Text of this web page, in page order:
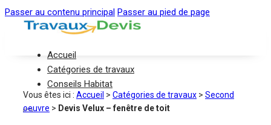
Passer au contenu principal Passer au pied de page
Accueil
Catégories de travaux
Conseils Habitat
Vous êtes ici : Accueil > Catégories de travaux > Second
oeuvre > Devis Velux – fenêtre de toit